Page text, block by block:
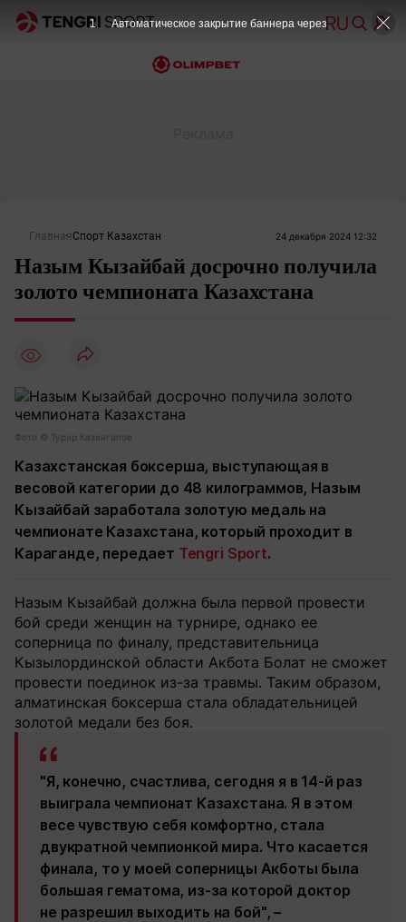
Главная Спорт Казахстан 24 декабря 2024 12:32
Назым Кызайбай досрочно получила
золото чемпионата Казахстана
Фото ©️ Турар Казангапов
Казахстанская боксерша, выступающая в
весовой категории до 48 килограммов, Назым
Кызайбай заработала золотую медаль на
чемпионате Казахстана, который проходит в
Караганде, передает Tengri Sport.
Назым Кызайбай должна была первой провести
бой среди женщин на турнире, однако ее
соперница по финалу, представительница
Кызылординской области Акбота Болат не сможет
провести поединок из-за травмы. Таким образом,
алматинская боксерша стала обладательницей
золотой медали без боя.
"Я, конечно, счастлива, сегодня я в 14-й раз
выиграла чемпионат Казахстана. Я в этом
весе чувствую себя комфортно, стала
двукратной чемпионкой мира. Что касается
финала, то у моей соперницы Акботы была
большая гематома, из-за которой доктор
не разрешил выходить на бой", –